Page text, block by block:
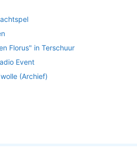
Florus" in Terschuur
Event
(Archief)